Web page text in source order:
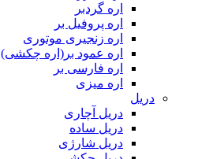
اره گردبر
اره پروفیل بر
اره زنجیری موتوری
اره عمود بر(اره چکشی)
اره فارسی بر
اره میزی
دریل
دریل آچاری
دریل ساده
دریل شارژی